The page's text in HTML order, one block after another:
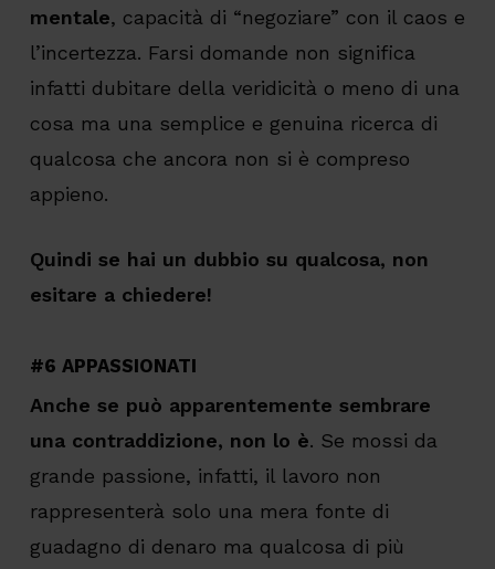
mentale, capacità di “negoziare” con il caos e
l’incertezza. Farsi domande non significa
infatti dubitare della veridicità o meno di una
cosa ma una semplice e genuina ricerca di
qualcosa che ancora non si è compreso
appieno.
Quindi se hai un dubbio su qualcosa, non
esitare a chiedere!
#6 APPASSIONATI
Anche se può apparentemente sembrare
una contraddizione, non lo è. Se mossi da
grande passione, infatti, il lavoro non
rappresenterà solo una mera fonte di
guadagno di denaro ma qualcosa di più